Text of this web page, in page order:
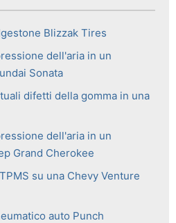
Blizzak Tires
dell'aria in un
Sonata
difetti della gomma in una
dell'aria in un
Grand Cherokee
su una Chevy Venture
auto Punch